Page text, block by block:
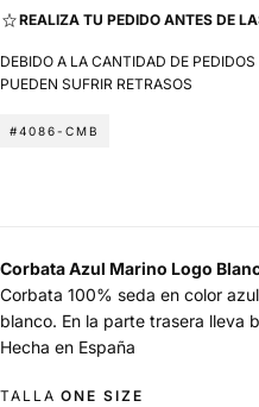
REALIZA TU PEDIDO ANTES DE
DEBIDO A LA CANTIDAD DE
PUEDEN SUFRIR RETRASOS
#4086-CMB
Corbata Azul Marino Logo
Corbata 100% seda en color
blanco. En la parte trasera lleva
Hecha en España
TALLA ONE SIZE